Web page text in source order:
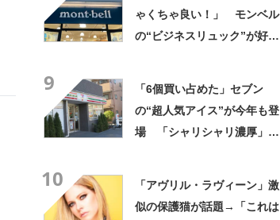
ゃくちゃ良い！」 モンベル
の“ビジネスリュック”が好
9
「6個買い占めた」セブン
の“超人気アイス”が今年も登
場 「シャリシャリ濃厚」
10
「アヴリル・ラヴィーン」激
似の保護猫が話題→「これは